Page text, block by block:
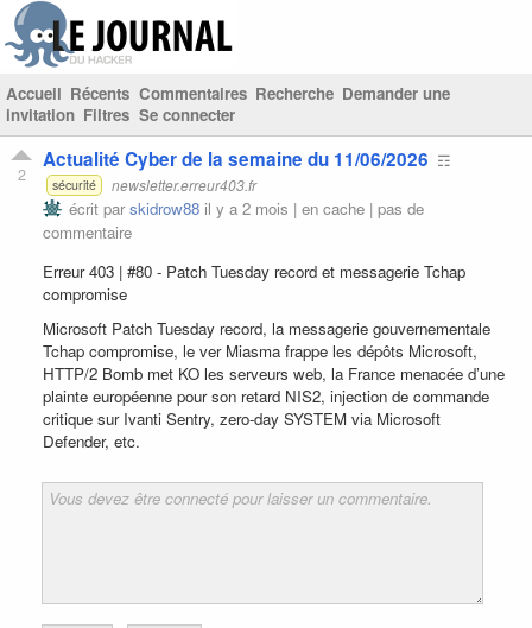
Accueil Récents Commentaires Recherche Demander une
invitation Filtres Se connecter
2
Actualité Cyber de la semaine du 11/06/2026 ☶
sécurité newsletter.erreur403.fr
écrit parskidrow88 il y a 2 mois | en cache | pas de
commentaire
Erreur 403 | #80 - Patch Tuesday record et messagerie Tchap
compromise
Microsoft Patch Tuesday record, la messagerie gouvernementale
Tchap compromise, le ver Miasma frappe les dépôts Microsoft,
HTTP/2 Bomb met KO les serveurs web, la France menacée d’une
plainte européenne pour son retard NIS2, injection de commande
critique sur Ivanti Sentry, zero-day SYSTEM via Microsoft
Defender, etc.